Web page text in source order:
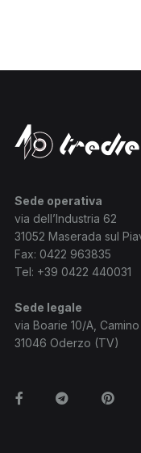
Sede operativa
via dell’Industria 62
31052 Maserada sul
Fax: 0422 963835
Tel: +39 0422 440031
Sede legale
via Boarie 10/A, Camino
31046 Oderzo (TV)
FacebookTelegram